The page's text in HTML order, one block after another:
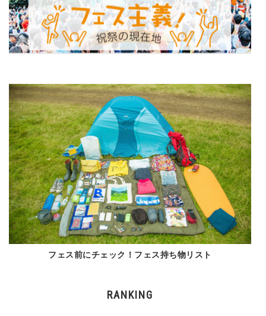
フェス前にチェック！フェス持ち物リスト
RANKING